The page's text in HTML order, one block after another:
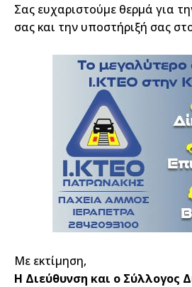
Σας ευχαριστούμε θερμά για
σας και την υποστήριξή σας
Με εκτίμηση,
Η Διεύθυνση και ο Σύλλογος